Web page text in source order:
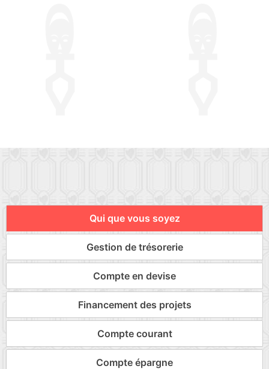
Qui que vous soyez
Gestion de trésorerie
Compte en devise
Financement des projets
Compte courant
Compte épargne